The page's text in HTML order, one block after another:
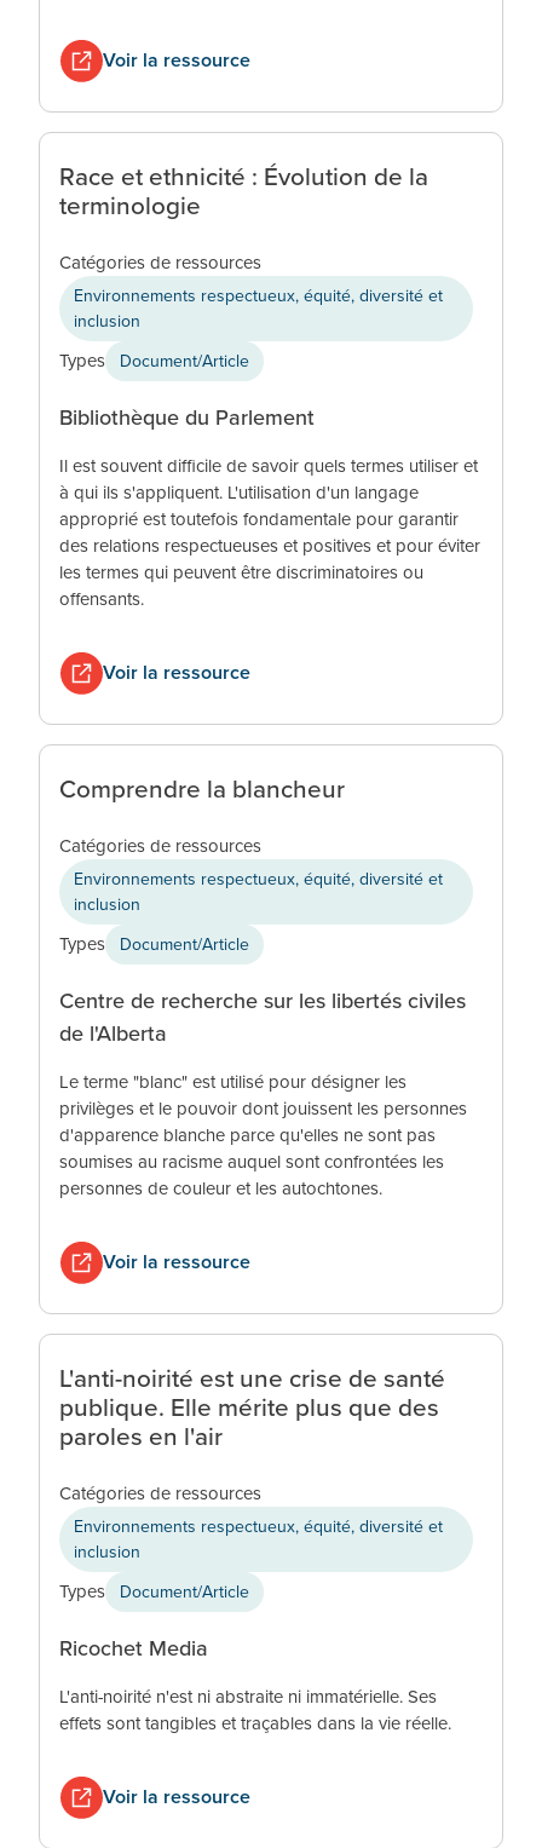
Voir la ressource
Race et ethnicité : Évolution de la
terminologie
Catégories de ressources
Environnements respectueux, équité, diversité et
inclusion
Types Document/Article
Bibliothèque du Parlement
Il est souvent difficile de savoir quels termes utiliser et
à qui ils s'appliquent. L'utilisation d'un langage
approprié est toutefois fondamentale pour garantir
des relations respectueuses et positives et pour éviter
les termes qui peuvent être discriminatoires ou
offensants.
Voir la ressource
Comprendre la blancheur
Catégories de ressources
Environnements respectueux, équité, diversité et
inclusion
Types Document/Article
Centre de recherche sur les libertés civiles
de l'Alberta
Le terme "blanc" est utilisé pour désigner les
privilèges et le pouvoir dont jouissent les personnes
d'apparence blanche parce qu'elles ne sont pas
soumises au racisme auquel sont confrontées les
personnes de couleur et les autochtones.
Voir la ressource
L'anti-noirité est une crise de santé
publique. Elle mérite plus que des
paroles en l'air
Catégories de ressources
Environnements respectueux, équité, diversité et
inclusion
Types Document/Article
Ricochet Media
L'anti-noirité n'est ni abstraite ni immatérielle. Ses
effets sont tangibles et traçables dans la vie réelle.
Voir la ressource